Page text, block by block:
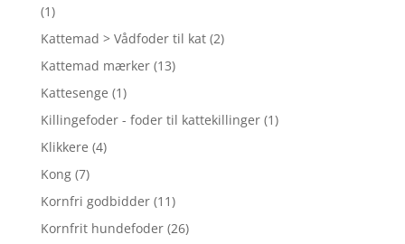
(1)
Kattemad > Vådfoder til kat (2)
Kattemad mærker (13)
Kattesenge (1)
Killingefoder - foder til kattekillinger (1)
Klikkere (4)
Kong (7)
Kornfri godbidder (11)
Kornfrit hundefoder (26)